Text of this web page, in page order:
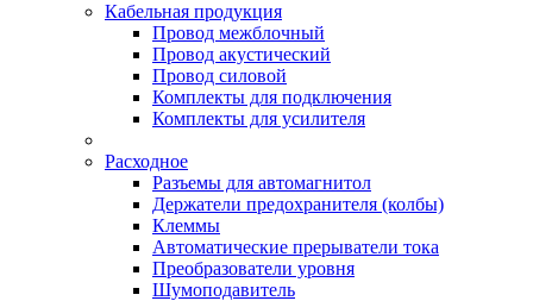
Кабельная продукция
Провод межблочный
Провод акустический
Провод силовой
Комплекты для подключения
Комплекты для усилителя
Расходное
Разъемы для автомагнитол
Держатели предохранителя (колбы)
Клеммы
Автоматические прерыватели тока
Преобразователи уровня
Шумоподавитель